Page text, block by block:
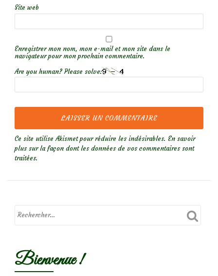
Site web
Enregistrer mon nom, mon e-mail et mon site dans le
navigateur pour mon prochain commentaire.
Are you human? Please solve:
Ce site utilise Akismet pour réduire les indésirables. En savoir
plus sur la façon dont les données de vos commentaires sont
traitées.
Bienvenue !